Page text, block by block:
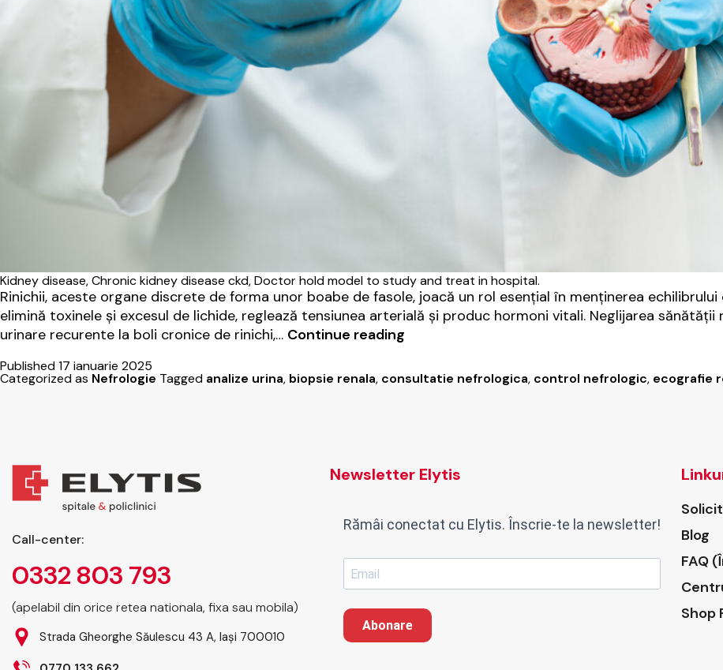
Kidney disease, Chronic kidney disease ckd, Doctor hold model to study and treat in hospital.
Rinichii, aceste organe discrete de forma unor boabe de fasole, joacă un rol esențial în menținerea
elimină toxinele și excesul de lichide, reglează tensiunea arterială și produc hormoni vitali. Neglijarea
urinare recurente la boli cronice de rinichi,… Continue reading
Ghid
renale
Published17 ianuarie 2025
Categorized as Nefrologie Tagged analize urina, biopsie renala, consultatie nefrologica, control nefrologic, ecografie
Call-center:
0332 803 793
(apelabil din orice retea nationala, fixa sau mobila)
Strada Gheorghe Săulescu 43 A, Iași 700010
Newsletter Elytis
Rămâi conectat cu Elytis. Înscrie-te la newsletter!
Abonare
Blog
FAQ
Shop